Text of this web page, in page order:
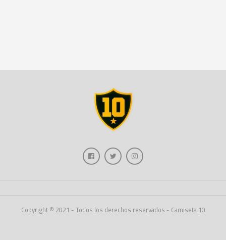
Copyright © 2021 - Todos los derechos reservados - Camiseta 10